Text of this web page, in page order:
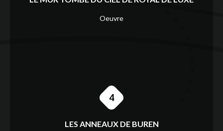
Oeuvre
4
LES ANNEAUX DE BUREN